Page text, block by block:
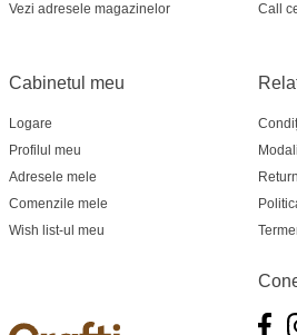
Vezi adresele magazinelor
Cabinetul meu
Logare
Profilul meu
Adresele mele
Comenzile mele
Wish list-ul meu
Call